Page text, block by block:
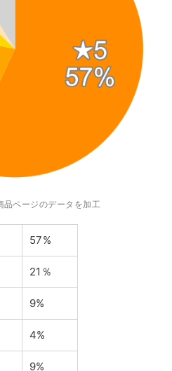
ページのデータを加工
57%
21％
9%
4%
9%